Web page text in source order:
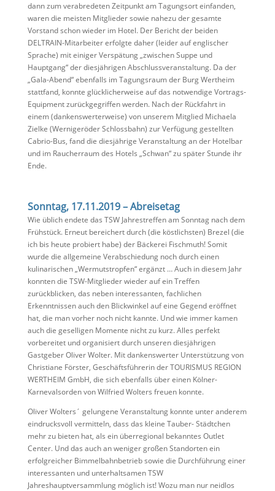
dann zum verabredeten Zeitpunkt am Tagungsort einfanden,
waren die meisten Mitglieder sowie nahezu der gesamte
Vorstand schon wieder im Hotel. Der Bericht der beiden
DELTRAIN-Mitarbeiter erfolgte daher (leider auf englischer
Sprache) mit einiger Verspätung „zwischen Suppe und
Hauptgang“ der diesjährigen Abschlussveranstaltung. Da der
„Gala-Abend“ ebenfalls im Tagungsraum der Burg Wertheim
stattfand, konnte glücklicherweise auf das notwendige Vortrags-
Equipment zurückgegriffen werden. Nach der Rückfahrt in
einem (dankenswerterweise) von unserem Mitglied Michaela
Zielke (Wernigeröder Schlossbahn) zur Verfügung gestellten
Cabrio-Bus, fand die diesjährige Veranstaltung an der Hotelbar
und im Raucherraum des Hotels „Schwan“ zu später Stunde ihr
Ende.
Sonntag, 17.11.2019 – Abreisetag
Wie üblich endete das TSW Jahrestreffen am Sonntag nach dem
Frühstück. Erneut bereichert durch (die köstlichsten) Brezel (die
ich bis heute probiert habe) der Bäckerei Fischmuth! Somit
wurde die allgemeine Verabschiedung noch durch einen
kulinarischen „Wermutstropfen“ ergänzt … Auch in diesem Jahr
konnten die TSW-Mitglieder wieder auf ein Treffen
zurückblicken, das neben interessanten, fachlichen
Erkenntnissen auch den Blickwinkel auf eine Gegend eröffnet
hat, die man vorher noch nicht kannte. Und wie immer kamen
auch die geselligen Momente nicht zu kurz. Alles perfekt
vorbereitet und organisiert durch unseren diesjährigen
Gastgeber Oliver Wolter. Mit dankenswerter Unterstützung von
Christiane Förster, Geschäftsführerin der TOURISMUS REGION
WERTHEIM GmbH, die sich ebenfalls über einen Kölner-
Karnevalsorden von Wilfried Wolters freuen konnte.
Oliver Wolters´ gelungene Veranstaltung konnte unter anderem
eindrucksvoll vermitteln, dass das kleine Tauber- Städtchen
mehr zu bieten hat, als ein überregional bekanntes Outlet
Center. Und das auch an weniger großen Standorten ein
erfolgreicher Bimmelbahnbetrieb sowie die Durchführung einer
interessanten und unterhaltsamen TSW
Jahreshauptversammlung möglich ist! Wozu man nur neidlos